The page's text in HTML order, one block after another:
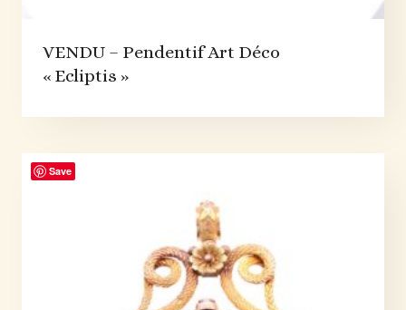
VENDU – Pendentif Art Déco
« Ecliptis »
Save